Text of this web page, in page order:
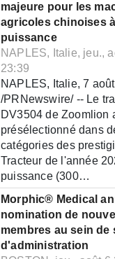
majeure pour les
agricoles chinoises
puissance
NAPLES, Italie, jeu.,
23:39
NAPLES, Italie, 7
/PRNewswire/ -- Le
DV3504 de Zoomlion
présélectionné dans
catégories des
Tracteur de l'année
puissance (300…
Morphic® Medical
nomination de
membres au sein de
d'administration